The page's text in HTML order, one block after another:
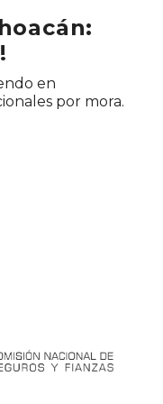
en
por mora.